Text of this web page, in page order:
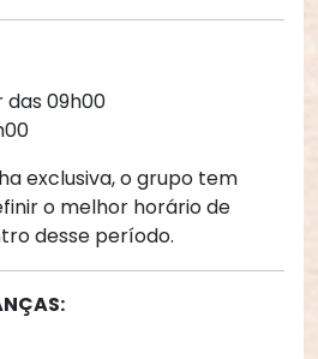
das 09h00
exclusiva, o grupo tem
o melhor horário de
desse período.